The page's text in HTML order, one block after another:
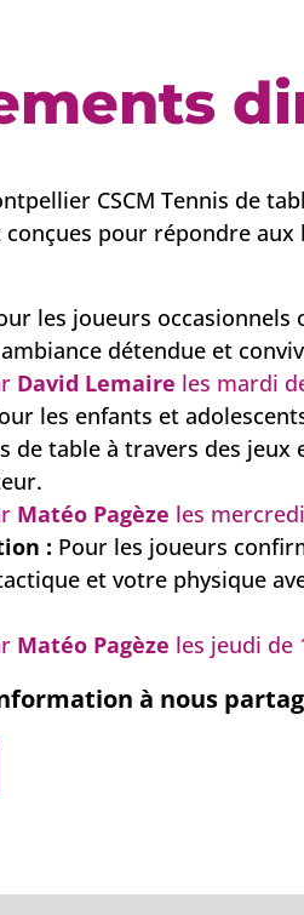
CSCM Tennis de
conçues pour répondre
les joueurs
détendue et
David Lemaire les mardi
les enfants et
de table à travers des jeux
Matéo Pagèze les
: Pour les joueurs
et votre physique
Matéo Pagèze les jeudi de
à nous